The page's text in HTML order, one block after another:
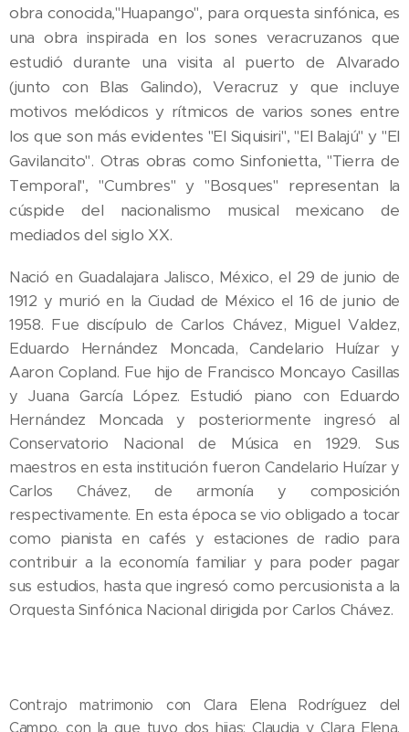
obra conocida,"Huapango", para orquesta sinfónica, es
una obra inspirada en los sones veracruzanos que
estudió durante una visita al puerto de Alvarado
(junto con Blas Galindo), Veracruz y que incluye
motivos melódicos y rítmicos de varios sones entre
los que son más evidentes "El Siquisiri", "El Balajú" y "El
Gavilancito". Otras obras como Sinfonietta, "Tierra de
Temporal", "Cumbres" y "Bosques" representan la
cúspide del nacionalismo musical mexicano de
mediados del siglo XX.
Nació en Guadalajara Jalisco, México, el 29 de junio de
1912 y murió en la Ciudad de México el 16 de junio de
1958. Fue discípulo de Carlos Chávez, Miguel Valdez,
Eduardo Hernández Moncada, Candelario Huízar y
Aaron Copland. Fue hijo de Francisco Moncayo Casillas
y Juana García López. Estudió piano con Eduardo
Hernández Moncada y posteriormente ingresó al
Conservatorio Nacional de Música en 1929. Sus
maestros en esta institución fueron Candelario Huízar y
Carlos Chávez, de armonía y composición
respectivamente. En esta época se vio obligado a tocar
como pianista en cafés y estaciones de radio para
contribuir a la economía familiar y para poder pagar
sus estudios, hasta que ingresó como percusionista a la
Orquesta Sinfónica Nacional dirigida por Carlos Chávez.
Contrajo matrimonio con Clara Elena Rodríguez del
Campo, con la que tuvo dos hijas: Claudia y Clara Elena.